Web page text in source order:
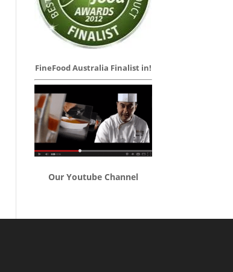
FineFood Australia Finalist in!
Our Youtube Channel